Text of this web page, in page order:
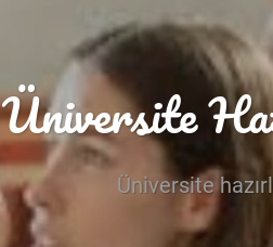
Üniversite
Üniversite